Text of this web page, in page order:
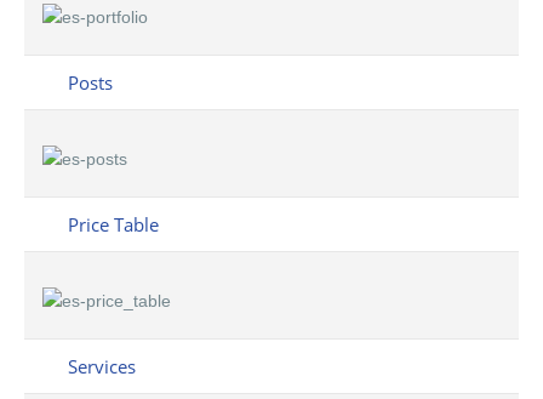
Posts
Price Table
Services